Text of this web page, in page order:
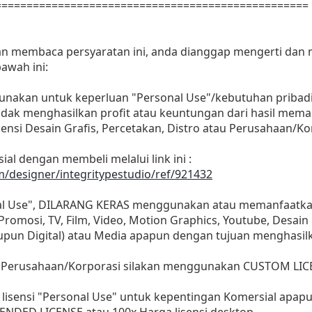
membaca persyaratan ini, anda dianggap mengerti dan
ini:
untuk keperluan "Personal Use"/kebutuhan
menghasilkan profit atau keuntungan dari hasil
Desain Grafis, Percetakan, Distro atau Perusahaan/
dengan membeli melalui link ini :
designer/integritypestudio/ref/921432
Use", DILARANG KERAS menggunakan atau
TV, Film, Video, Motion Graphics, Youtube,
Digital) atau Media apapun dengan tujuan
Korporasi silakan menggunakan CUSTOM
"Personal Use" untuk kepentingan Komersial